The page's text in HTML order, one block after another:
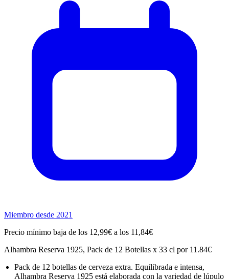
Miembro desde 2021
Precio mínimo baja de los 12,99€ a los 11,84€
Alhambra Reserva 1925, Pack de 12 Botellas x 33 cl por 11.84€
Pack de 12 botellas de cerveza extra. Equilibrada e intensa,
Alhambra Reserva 1925 está elaborada con la variedad de lúpulo